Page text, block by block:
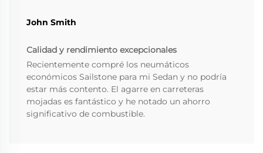
John Smith
Calidad y rendimiento excepcionales
Recientemente compré los neumáticos
económicos Sailstone para mi Sedan y no podría
estar más contento. El agarre en carreteras
mojadas es fantástico y he notado un ahorro
significativo de combustible.